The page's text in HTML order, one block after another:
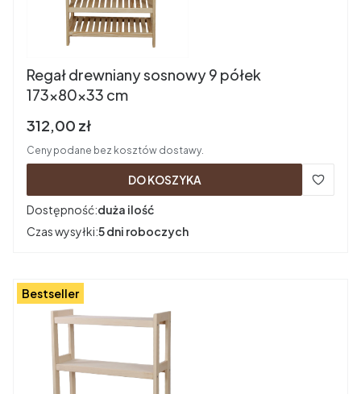
Regał drewniany sosnowy 9 półek
173x80x33 cm
Cena brutto
312,00 zł
Ceny podane bez kosztów dostawy.
DO KOSZYKA
Dostępność:duża ilość
Czas wysyłki:5 dni roboczych
Bestseller